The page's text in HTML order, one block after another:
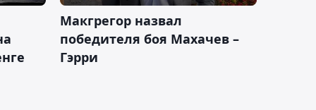
Макгрегор назвал
победителя боя Махачев –
Гэрри